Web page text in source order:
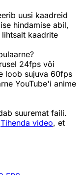
uusi kaadreid
hindamise abil,
lihtsalt kaadrite
24fps või
loob sujuva 60fps
YouTube'i anime
suuremat faili.
Tihenda video, et